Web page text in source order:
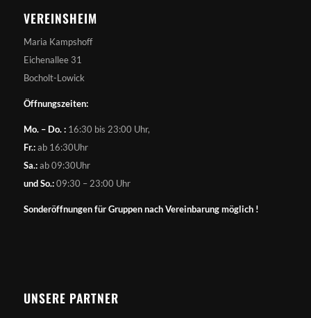
VEREINSHEIM
Maria Kampshoff
Eichenallee 31
Bocholt-Lowick
Öffnungszeiten:
Mo. – Do. :16:30 bis 23:00 Uhr,
Fr.:ab 16:30Uhr
Sa.:ab 09:30Uhr
und So.:09:30 – 23:00 Uhr
Sonderöffnungen für Gruppen nach Vereinbarung möglich !
UNSERE PARTNER